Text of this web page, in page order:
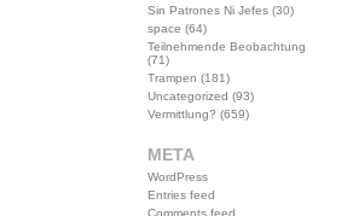
Sin Patrones Ni Jefes(30)
space (64)
Teilnehmende Beobachtung
(71)
Trampen (181)
Uncategorized (93)
Vermittlung? (659)
META
WordPress
Entries feed
Comments feed